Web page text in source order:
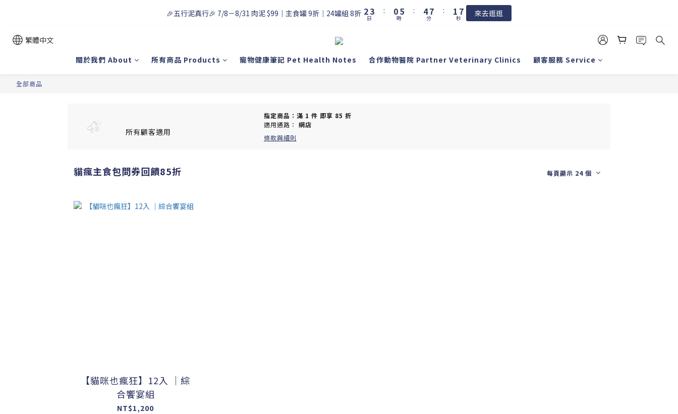
🎉五行泥真行🎉 7/8－8/31 肉泥 $99｜主食罐 9折｜24罐組 8折 2
1
3
2
日
:
05
4
1
0
時
:
4
3
0
7
6
3
2
分
:
1
0
7
6
3
2
秒 來去逛逛
繁體中文
關於我們 About
所有商品 Products 寵物健康筆記 Pet Health Notes 合作動物醫院 Partner Veterinary Clinics 顧客服務 Service
全部商品
所有顧客適用
指定商品：滿 1 件 即享 85 折
適用通路： 網店
條款與細則
貓瘋主食包問券回饋85折 每頁顯示 24 個
【貓咪也瘋狂】12入 ｜綜
合饗宴組
NT$1,200